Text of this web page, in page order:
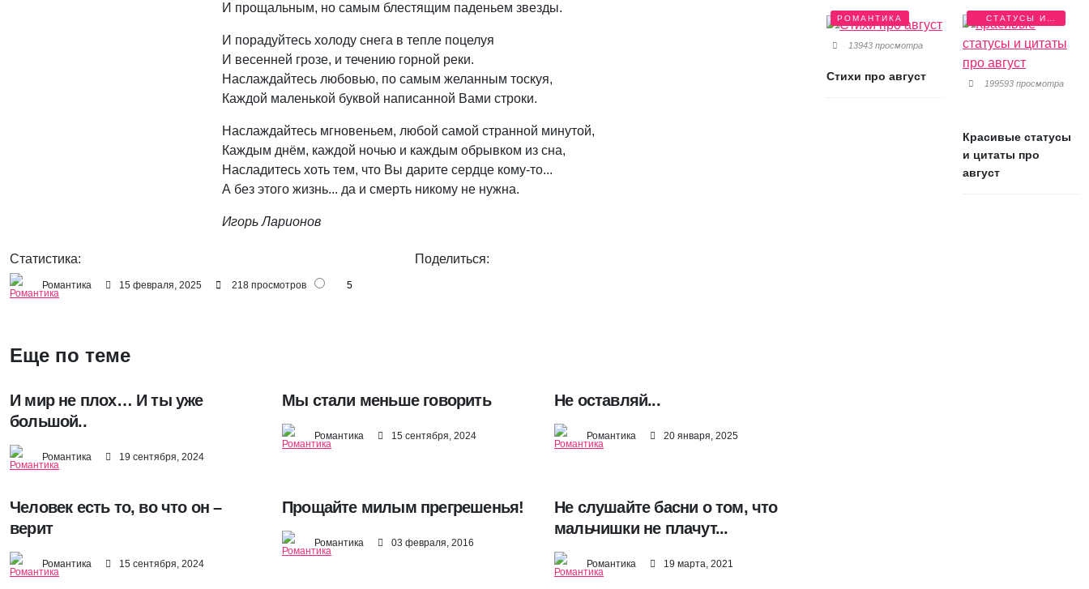
И прощальным, но самым блестящим паденьем звезды.
И порадуйтесь холоду снега в тепле поцелуя
И весенней грозе, и течению горной реки.
Наслаждайтесь любовью, по самым желанным тоскуя,
Каждой маленькой буквой написанной Вами строки.
Наслаждайтесь мгновеньем, любой самой странной минутой,
Каждым днём, каждой ночью и каждым обрывком из сна,
Насладитесь хоть тем, что Вы дарите сердце кому-то...
А без этого жизнь... да и смерть никому не нужна.
Игорь Ларионов
Статистика:
Романтика 15 февраля, 2025 218 просмотров 5
Поделиться:
Еще по теме
И мир не плох… И ты уже
большой..
Романтика 19 сентября, 2024
Мы стали меньше говорить
Романтика 15 сентября, 2024
Не оставляй...
Романтика 20 января, 2025
Человек есть то, во что он –
верит
Романтика 15 сентября, 2024
Прощайте милым прегрешенья!
Романтика 03 февраля, 2016
Не слушайте басни о том, что
мальчишки не плачут...
Романтика 19 марта, 2021
РОМАНТИКА
13943 просмотра
Стихи про август
СТАТУСЫ И
ЦИТАТЫ
199593 просмотра
Красивые статусы
и цитаты про
август